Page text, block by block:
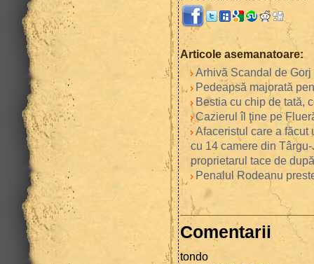
Articole asemanatoare:
Arhivă Scandal de
Pedeapsă majorată
Bestia cu chip de tată,
Cazierul îl ţine pe
Afaceristul care a făcut
cu 14 camere din
proprietarul tace de
Penalul Rodeanu
Comentarii
tondo